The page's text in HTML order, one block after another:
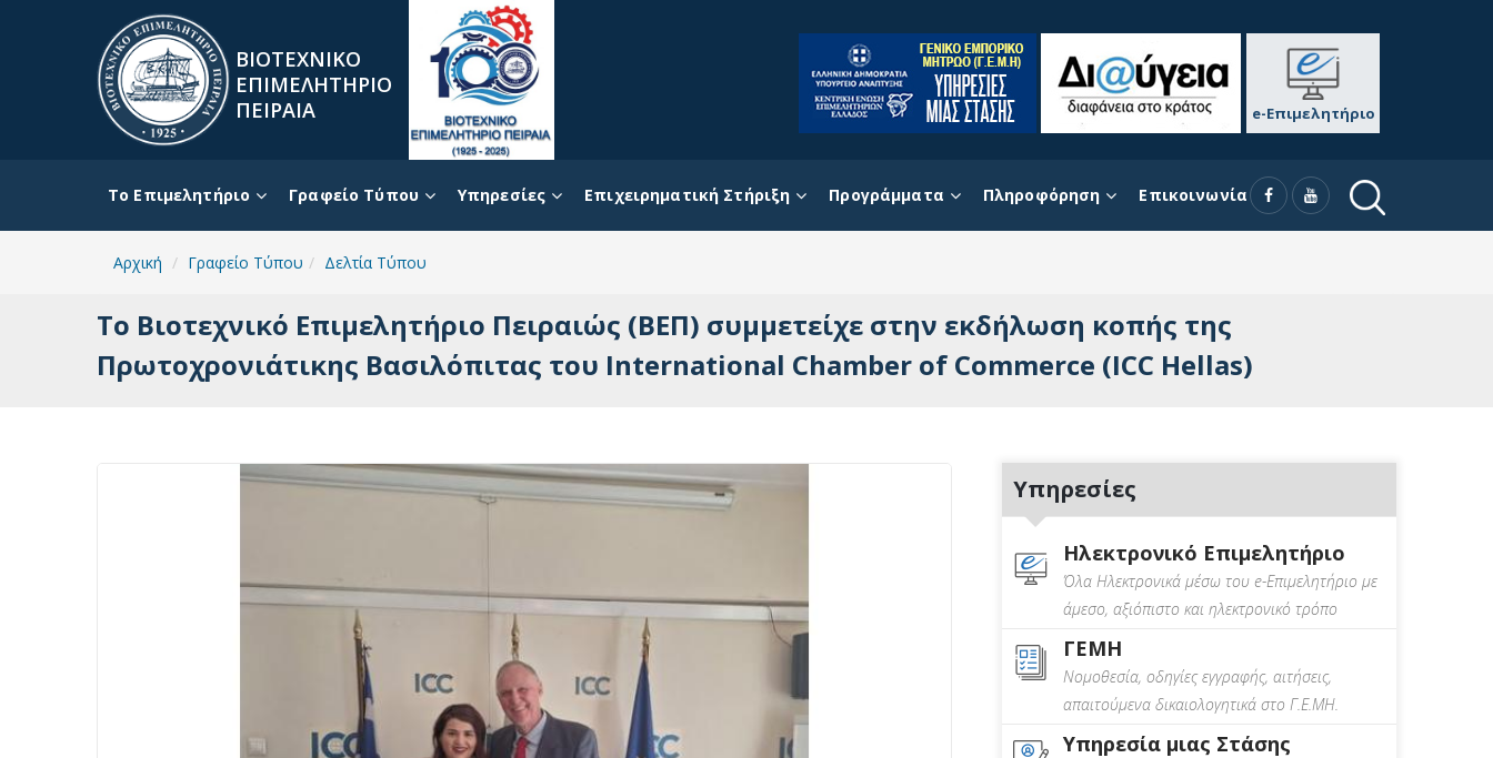
ΒΙΟΤΕΧΝΙΚΟ
ΕΠΙΜΕΛΗΤΗΡΙΟ
ΠΕΙΡΑΙΑ
e-Επιμελητήριο
To Επιμελητήριο Γραφείο Τύπου Υπηρεσίες Επιχειρηματική Στήριξη Προγράμματα Πληροφόρηση Επικοινωνία
Αρχική Γραφείο Τύπου Δελτία Τύπου
Το Βιοτεχνικό Επιμελητήριο Πειραιώς (ΒΕΠ) συμμετείχε στην εκδήλωση κοπής της
Πρωτοχρονιάτικης Βασιλόπιτας του International Chamber of Commerce (ICC Hellas)
Υπηρεσίες
Ηλεκτρονικό Επιμελητήριο
Όλα Ηλεκτρονικά μέσω του e-Επιμελητήριο με
άμεσο, αξιόπιστο και ηλεκτρονικό τρόπο
ΓΕΜΗ
Νομοθεσία, οδηγίες εγγραφής, αιτήσεις,
απαιτούμενα δικαιολογητικά στο Γ.Ε.ΜΗ.
Υπηρεσία μιας Στάσης